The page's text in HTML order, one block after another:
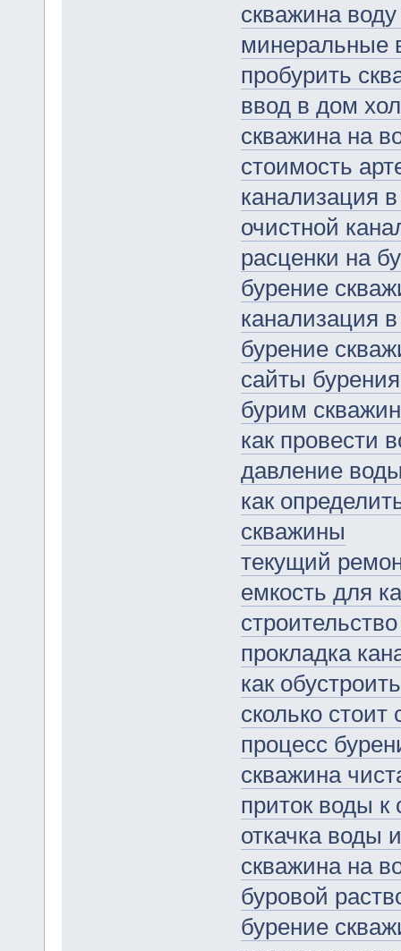
скважина
минеральные
пробурить
ввод в дом
скважина на
стоимость
канализация
очистной
расценки на
бурение
канализация
бурение
сайты
бурим
как провести
давление
как
скважины
текущий
емкость для
прокладка
как
сколько
процесс
скважина
приток воды к
откачка воды
скважина на
буровой
бурение